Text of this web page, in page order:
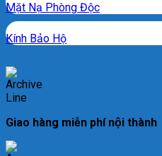
Mặt Nạ Phòng Độc
Kính Bảo Hộ
Giao hàng miễn phí nội thành